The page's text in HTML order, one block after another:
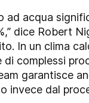
ad acqua
dice Robert
In un clima
complessi
garantisce
invece dal